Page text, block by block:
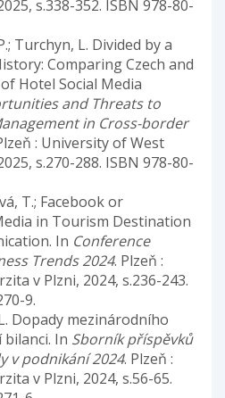
s.338-352. ISBN 978-80-
Turchyn, L. Divided by a
Comparing Czech and
Hotel Social Media
and Threats to
in Cross-border
: University of West
s.270-288. ISBN 978-80-
T.; Facebook or
in Tourism Destination
In Conference
Trends 2024. Plzeň :
v Plzni, 2024, s.236-243.
9.
Dopady mezinárodního
In Sborník příspěvků
v podnikání 2024. Plzeň :
v Plzni, 2024, s.56-65.